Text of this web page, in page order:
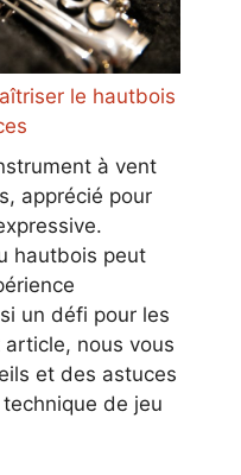
le hautbois
à vent
apprécié pour
hautbois peut
un défi pour les
nous vous
et des astuces
de jeu